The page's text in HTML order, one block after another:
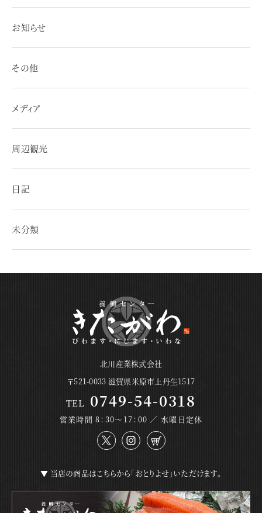
お知らせ
その他
メディア
周辺観光
日記
未分類
北川産業株式会社
〒521-0033 滋賀県米原市上丹生1517
TEL 0749-54-0318
営業時間 8：30～17：00 ／ 水曜日定休
▼ 当店の商品はこちらから「おとりよせ」いただけます。